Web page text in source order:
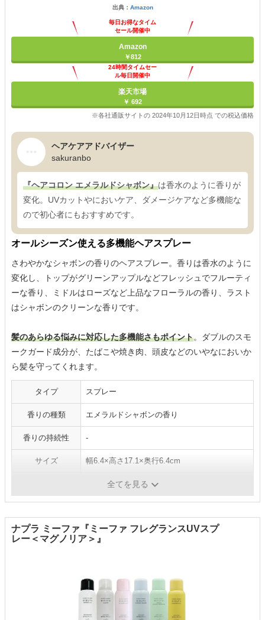
出典： Amazon
毎日お得なタイム
セール開催中
Amazon
￥812
24時間タイムセー
ル毎日開催中
楽天市場
￥ 692
※各社通販サイトの 2024年10月12日時点 での税込価格
ヘアケアアドバイザー
sakuranbo
『ヘアコロン エメラルドシャボン』は香水のように香りが
変化。UVカットやにおいケア、ダメージケアなど多機能な
ので初心者にもおすすめです。
オールシーズン使える多機能ヘアスプレー
さわやかなシャボンの香りのヘアスプレー。香りは香水のように
変化し、トップがグリーンアップルなどフレッシュでフルーティ
ーな香り、ミドルはローズなど上品なフローラルの香り、ラスト
はシャボンのクリーンな香りです。
髪のあらゆる悩みに対応した多機能さもポイント。ダブルのスモ
ークガード成分が、たばこや焼き肉、頭皮などのいやなにおいか
ら髪を守ってくれます。
タイプ スプレー
香りの種類 エメラルドシャボンの香り
香りの持続性 -
サイズ 幅6.4×高さ17.1×奥行6.4cm
-／80g全てを見る
ナプラ ミーファ『ミーファ フレグランスUVスプ
レー＜マグノリア＞』